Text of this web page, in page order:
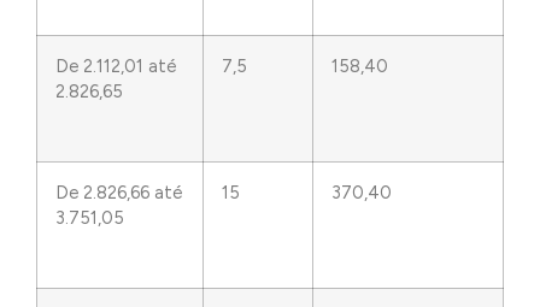
De 2.112,01 até
2.826,65
7,5 158,40
De 2.826,66 até
3.751,05
15 370,40